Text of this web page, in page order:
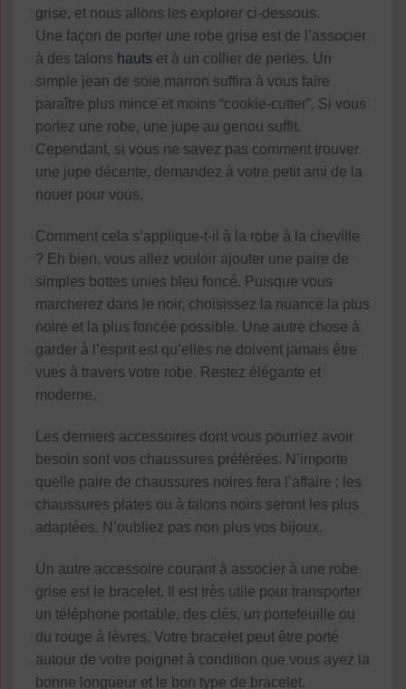
grise, et nous allons les explorer ci-dessous.
Une façon de porter une robe grise est de l’associer
à des talons hauts et à un collier de perles. Un
simple jean de soie marron suffira à vous faire
paraître plus mince et moins “cookie-cutter”. Si vous
portez une robe, une jupe au genou suffit.
Cependant, si vous ne savez pas comment trouver
une jupe décente, demandez à votre petit ami de la
nouer pour vous.
Comment cela s’applique-t-il à la robe à la cheville
? Eh bien, vous allez vouloir ajouter une paire de
simples bottes unies bleu foncé. Puisque vous
marcherez dans le noir, choisissez la nuance la plus
noire et la plus foncée possible. Une autre chose à
garder à l’esprit est qu’elles ne doivent jamais être
vues à travers votre robe. Restez élégante et
moderne.
Les derniers accessoires dont vous pourriez avoir
besoin sont vos chaussures préférées. N’importe
quelle paire de chaussures noires fera l’affaire ; les
chaussures plates ou à talons noirs seront les plus
adaptées. N’oubliez pas non plus vos bijoux.
Un autre accessoire courant à associer à une robe
grise est le bracelet. Il est très utile pour transporter
un téléphone portable, des clés, un portefeuille ou
du rouge à lèvres. Votre bracelet peut être porté
autour de votre poignet à condition que vous ayez la
bonne longueur et le bon type de bracelet.